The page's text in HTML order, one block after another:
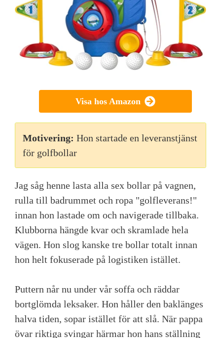
Visa hos Amazon
Motivering: Hon startade en leveranstjänst
för golfbollar
Jag såg henne lasta alla sex bollar på vagnen,
rulla till badrummet och ropa "golfleverans!"
innan hon lastade om och navigerade tillbaka.
Klubborna hängde kvar och skramlade hela
vägen. Hon slog kanske tre bollar totalt innan
hon helt fokuserade på logistiken istället.
Puttern når nu under vår soffa och räddar
bortglömda leksaker. Hon håller den baklänges
halva tiden, sopar istället för att slå. När pappa
övar riktiga svingar härmar hon hans ställning